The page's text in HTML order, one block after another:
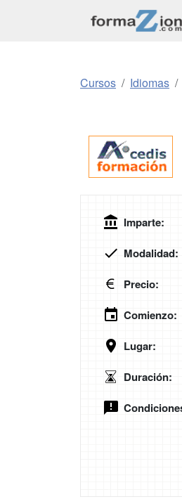
Cursos Idiomas
Imparte:
Modalidad:
Precio:
Comienzo:
Lugar:
Duración: